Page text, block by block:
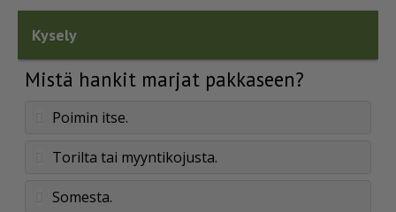
Kysely
Mistä hankit marjat pakkaseen?
Poimin itse.
Torilta tai myyntikojusta.
Somesta.